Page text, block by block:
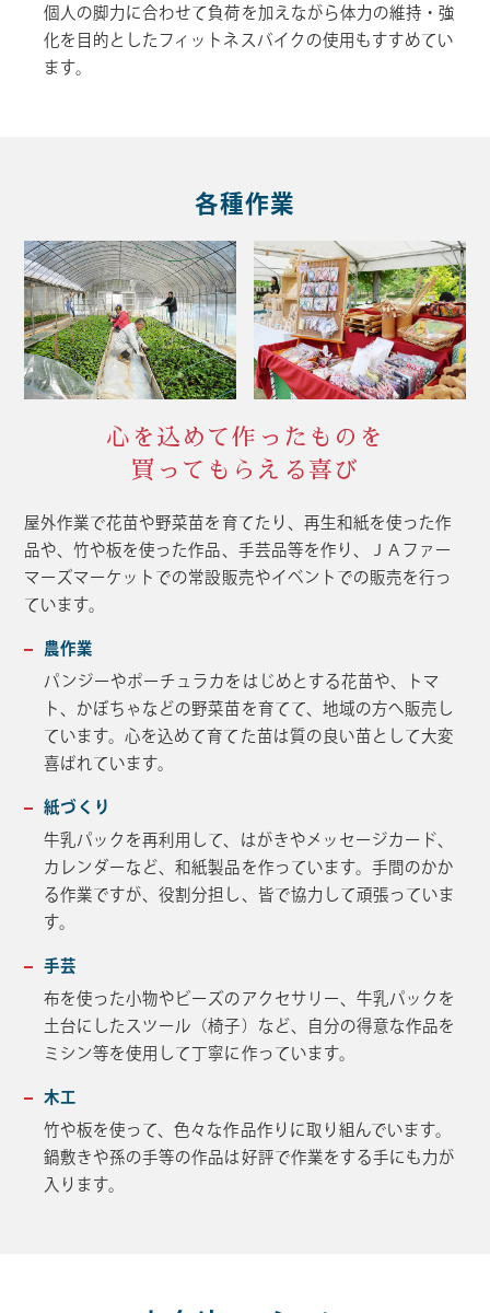
個人の脚力に合わせて負荷を加えながら体力の維持・強
化を目的としたフィットネスバイクの使用もすすめてい
ます。
各種作業
心を込めて作ったものを
買ってもらえる喜び
屋外作業で花苗や野菜苗を育てたり、再生和紙を使った作
品や、竹や板を使った作品、手芸品等を作り、ＪＡファー
マーズマーケットでの常設販売やイベントでの販売を行っ
ています。
農作業
パンジーやポーチュラカをはじめとする花苗や、トマ
ト、かぼちゃなどの野菜苗を育てて、地域の方へ販売し
ています。心を込めて育てた苗は質の良い苗として大変
喜ばれています。
紙づくり
牛乳パックを再利用して、はがきやメッセージカード、
カレンダーなど、和紙製品を作っています。手間のかか
る作業ですが、役割分担し、皆で協力して頑張っていま
す。
手芸
布を使った小物やビーズのアクセサリー、牛乳パックを
土台にしたスツール（椅子）など、自分の得意な作品を
ミシン等を使用して丁寧に作っています。
木工
竹や板を使って、色々な作品作りに取り組んでいます。
鍋敷きや孫の手等の作品は好評で作業をする手にも力が
入ります。